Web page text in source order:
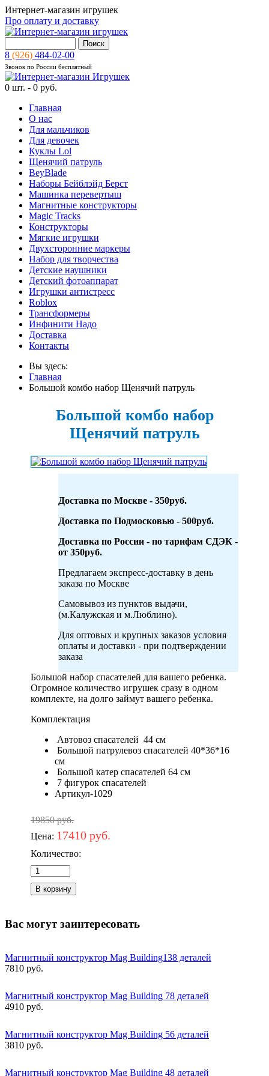
Интернет-магазин игрушек
Про оплату и доставку
8 (926) 484-02-00
Звонок по России бесплатный
0 шт. - 0 руб.
Главная
О нас
Для мальчиков
Для девочек
Куклы Lol
Щенячий патруль
BeyBlade
Наборы Бейблэйд Берст
Машинка перевертыш
Магнитные конструкторы
Magic Tracks
Конструкторы
Мягкие игрушки
Двухсторонние маркеры
Набор для творчества
Детские наушники
Детский фотоаппарат
Игрушки антистресс
Roblox
Трансформеры
Инфинити Надо
Доставка
Контакты
Вы здесь:
Главная
Большой комбо набор Щенячий патруль
Большой комбо набор
Щенячий патруль
Доставка по Москве - 350руб.
Доставка по Подмосковью - 500руб.
Доставка по России - по тарифам СДЭК -
от 350руб.
Предлагаем экспресс-доставку в день
заказа по Москве
Самовывоз из пунктов выдачи,
(м.Калужская и м.Люблино).
Для оптовых и крупных заказов условия
оплаты и доставки - при подтверждении
заказа
Большой набор спасателей для вашего ребенка.
Огромное количество игрушек сразу в одном
комплекте, на долго займут вашего ребенка.
Комплектация
Автовоз спасателей 44 см
Большой патрулевоз спасателей 40*36*16
см
Большой катер спасателей 64 см
7 фигурок спасателей
Артикул-1029
19850 руб.
Цена: 17410 руб.
Количество:
Вас могут заинтересовать
Магнитный конструктор Mag Building138 деталей
7810 руб.
Магнитный конструктор Mag Building 78 деталей
4910 руб.
Магнитный конструктор Mag Building 56 деталей
3810 руб.
Магнитный конструктор Mag Building 48 деталей